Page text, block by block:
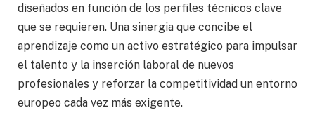
diseñados en función de los perfiles técnicos clave
que se requieren. Una sinergia que concibe el
aprendizaje como un activo estratégico para impulsar
el talento y la inserción laboral de nuevos
profesionales y reforzar la competitividad un entorno
europeo cada vez más exigente.